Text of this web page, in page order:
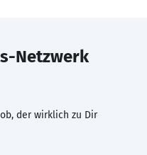
Netzwerk
der wirklich zu Dir